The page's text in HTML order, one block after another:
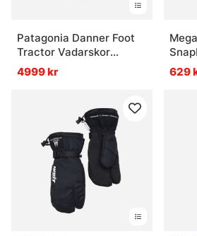
Patagonia Danner Foot
Tractor Vadarskor
Filtsula
4999 kr
629